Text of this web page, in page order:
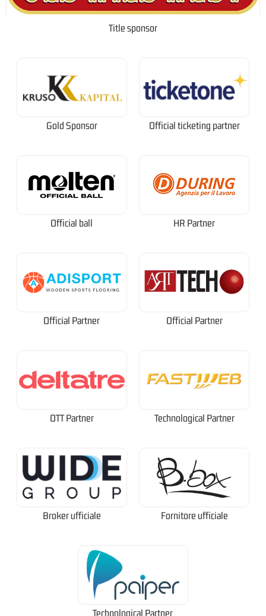
Title sponsor
Gold Sponsor Official ticketing partner
Official ball HR Partner
Official Partner Official Partner
OTT Partner Technological Partner
Broker ufficiale Fornitore ufficiale
Technological Partner